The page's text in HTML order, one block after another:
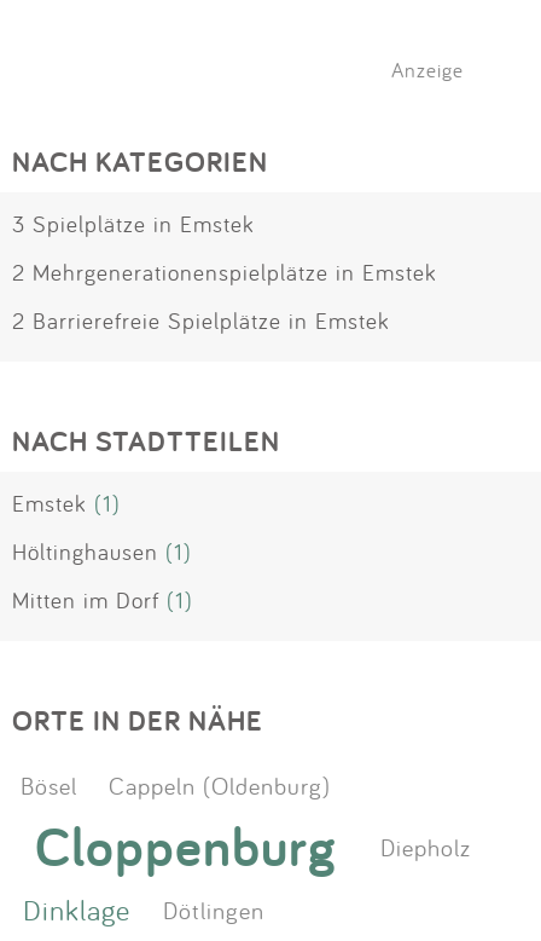
Anzeige
NACH KATEGORIEN
3 Spielplätze in Emstek
2 Mehrgenerationenspielplätze in Emstek
2 Barrierefreie Spielplätze in Emstek
NACH STADTTEILEN
Emstek (1)
Höltinghausen (1)
Mitten im Dorf (1)
ORTE IN DER NÄHE
Bösel Cappeln (Oldenburg)
Cloppenburg Diepholz
Dinklage Dötlingen